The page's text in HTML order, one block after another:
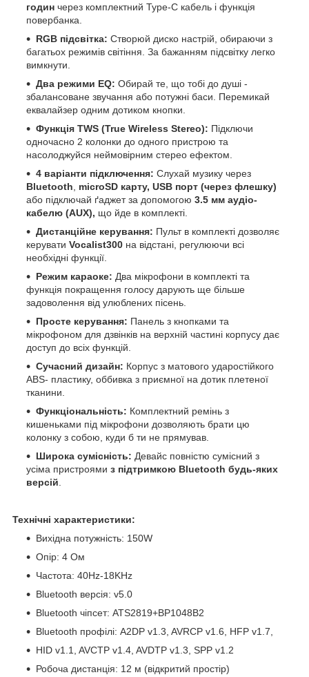
годин через комплектний Type-C кабель і функція
повербанка.
RGB підсвітка: Створюй диско настрій, обираючи з
багатьох режимів світіння. За бажанням підсвітку легко
вимкнути.
Два режими EQ: Обирай те, що тобі до душі -
збалансоване звучання або потужні баси. Перемикай
еквалайзер одним дотиком кнопки.
Функція TWS (True Wireless Stereo): Підключи
одночасно 2 колонки до одного пристрою та
насолоджуйся неймовірним стерео ефектом.
4 варіанти підключення: Слухай музику через
Bluetooth
microSD карту, USB порт (через флешку)
або підключай ґаджет за допомогою 3.5 мм аудіо-
кабелю (AUX), що йде в комплекті.
Дистанційне керування: Пульт в комплекті дозволяє
керувати Vocalist300 на відстані, регулюючи всі
необхідні функції.
Режим караоке: Два мікрофони в комплекті та
функція покращення голосу дарують ще більше
задоволення від улюблених пісень.
Просте керування: Панель з кнопками та
мікрофоном для дзвінків на верхній частині корпусу дає
доступ до всіх функцій.
Сучасний дизайн: Корпус з матового ударостійкого
ABS- пластику, оббивка з приємної на дотик плетеної
тканини.
Функціональність: Комплектний ремінь з
кишеньками під мікрофони дозволяють брати цю
колонку з собою, куди б ти не прямував.
Широка сумісність: Девайс повністю сумісний з
усіма пристроями з підтримкою Bluetooth будь-яких
версій
Технічні характеристики:
Вихідна потужність: 150W
Опір: 4 Ом
Частота: 40Hz-18KHz
Bluetooth версія: v5.0
Bluetooth чіпсет: ATS2819+BP1048B2
Bluetooth профілі: A2DP v1.3, AVRCP v1.6, HFP v1.7,
HID v1.1, AVCTP v1.4, AVDTP v1.3, SPP v1.2
Робоча дистанція: 12 м (відкритий простір)